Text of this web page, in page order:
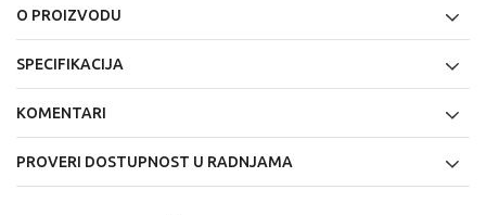
O PROIZVODU
SPECIFIKACIJA
KOMENTARI
PROVERI DOSTUPNOST U RADNJAMA